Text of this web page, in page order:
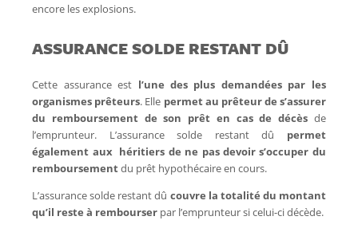
encore les explosions.
ASSURANCE SOLDE RESTANT DÛ
Cette assurance est l’une des plus demandées par les
organismes prêteurs. Elle permet au prêteur de s’assurer
du remboursement de son prêt en cas de décèsde
l’emprunteur. L’assurance solde restant dû permet
également aux héritiers de ne pas devoir s’occuper du
remboursementdu prêt hypothécaire en cours.
L’assurance solde restant dû couvre la totalité du montant
qu’il reste à rembourser par l’emprunteur si celui-ci décède.